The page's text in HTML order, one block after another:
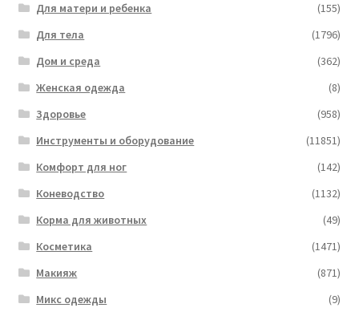
Для матери и ребенка
(155)
Для тела
(1796)
Дом и среда
(362)
Женская одежда
(8)
Здоровье
(958)
Инструменты и оборудование
(11851)
Комфорт для ног
(142)
Коневодство
(1132)
Корма для животных
(49)
Косметика
(1471)
Макияж
(871)
Микс одежды
(9)